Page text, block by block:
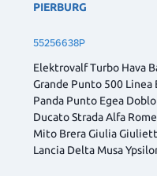
PIERBURG
55256638P
Elektrovalf Turbo Hava
Grande Punto 500 Linea
Panda Punto Egea
Ducato Strada Alfa
Mito Brera Giulia
Lancia Delta Musa